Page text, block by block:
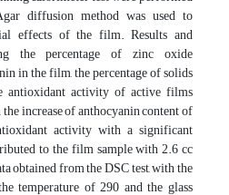
diffusion method was used to
effects of the film. Results and
the percentage of zinc oxide
in the film, the percentage of solids
antioxidant activity of active films
increase of anthocyanin content of
activity with a significant
to the film sample with 2.6 cc
obtained from the DSC test, with the
temperature of 290 and the glass